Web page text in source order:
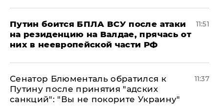
Путин боится БПЛА ВСУ после атаки
на резиденцию на Валдае, прячась от
них в неевропейской части РФ
11:51
Сенатор Блюменталь обратился к
Путину после принятия "адских
санкций": "Вы не покорите Украину"
11:37